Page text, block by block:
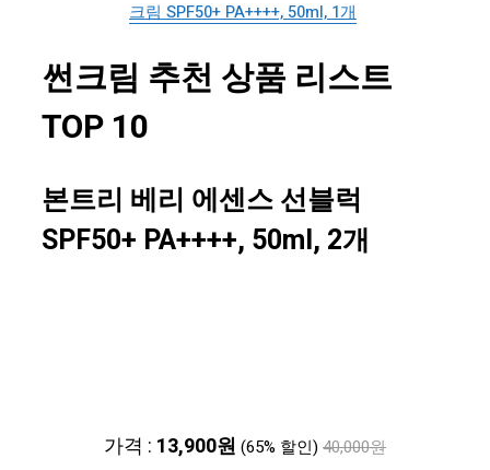
크림 SPF50+ PA++++, 50ml, 1개
썬크림 추천 상품 리스트
TOP 10
본트리 베리 에센스 선블럭
SPF50+ PA++++, 50ml, 2개
가격 : 13,900원 (65% 할인) 40,000원